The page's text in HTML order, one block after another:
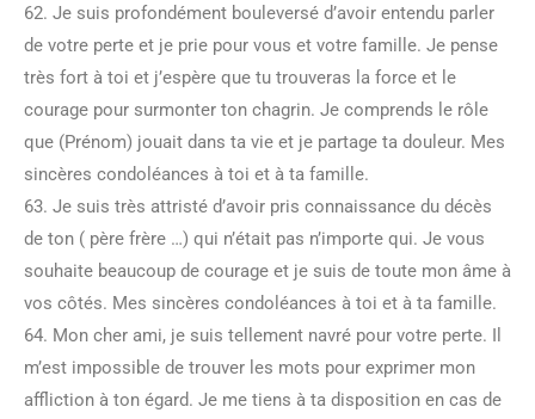
62. Je suis profondément bouleversé d’avoir entendu parler
de votre perte et je prie pour vous et votre famille. Je pense
très fort à toi et j’espère que tu trouveras la force et le
courage pour surmonter ton chagrin. Je comprends le rôle
que (Prénom) jouait dans ta vie et je partage ta douleur. Mes
sincères condoléances à toi et à ta famille.
63. Je suis très attristé d’avoir pris connaissance du décès
de ton ( père frère …) qui n’était pas n’importe qui. Je vous
souhaite beaucoup de courage et je suis de toute mon âme à
vos côtés. Mes sincères condoléances à toi et à ta famille.
64. Mon cher ami, je suis tellement navré pour votre perte. Il
m’est impossible de trouver les mots pour exprimer mon
affliction à ton égard. Je me tiens à ta disposition en cas de